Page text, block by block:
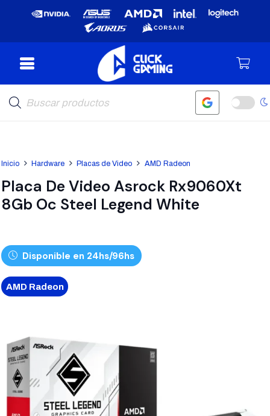
de
productos
Inicio Hardware Placas de Video AMD Radeon
Placa De Video Asrock Rx9060Xt
8Gb Oc Steel Legend White
Disponible en 24hs/96hs
AMD Radeon